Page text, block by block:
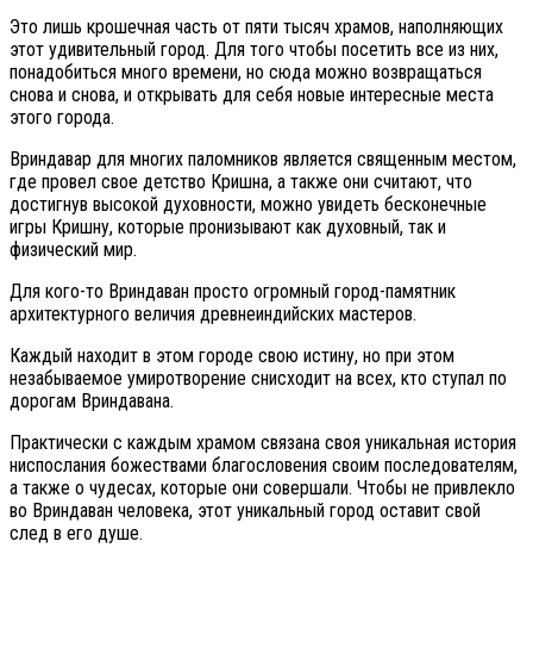
Это лишь крошечная часть от пяти тысяч храмов, наполняющих
этот удивительный город. Для того чтобы посетить все из них,
понадобиться много времени, но сюда можно возвращаться
снова и снова, и открывать для себя новые интересные места
этого города.
Вриндавар для многих паломников является священным местом,
где провел свое детство Кришна, а также они считают, что
достигнув высокой духовности, можно увидеть бесконечные
игры Кришну, которые пронизывают как духовный, так и
физический мир.
Для кого-то Вриндаван просто огромный город-памятник
архитектурного величия древнеиндийских мастеров.
Каждый находит в этом городе свою истину, но при этом
незабываемое умиротворение снисходит на всех, кто ступал по
дорогам Вриндавана.
Практически с каждым храмом связана своя уникальная история
ниспослания божествами благословения своим последователям,
а также о чудесах, которые они совершали. Чтобы не привлекло
во Вриндаван человека, этот уникальный город оставит свой
след в его душе.